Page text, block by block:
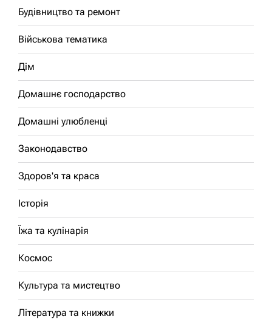
Будівництво та ремонт
Військова тематика
Дім
Домашнє господарство
Домашні улюбленці
Законодавство
Здоров'я та краса
Історія
Їжа та кулінарія
Космос
Культура та мистецтво
Література та книжки